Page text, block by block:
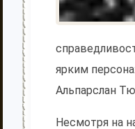
ярким
Альпарслан
Несмотря на